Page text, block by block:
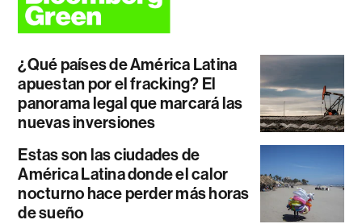
¿Qué países de América Latina
apuestan por el fracking? El
panorama legal que marcará las
nuevas inversiones
Estas son las ciudades de
América Latina donde el calor
nocturno hace perder más horas
de sueño